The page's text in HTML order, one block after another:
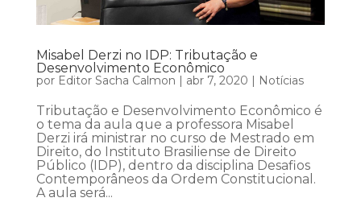
Misabel Derzi no IDP: Tributação e
Desenvolvimento Econômico
por Editor Sacha Calmon | abr 7, 2020 | Notícias
Tributação e Desenvolvimento Econômico é
o tema da aula que a professora Misabel
Derzi irá ministrar no curso de Mestrado em
Direito, do Instituto Brasiliense de Direito
Público (IDP), dentro da disciplina Desafios
Contemporâneos da Ordem Constitucional.
A aula será...